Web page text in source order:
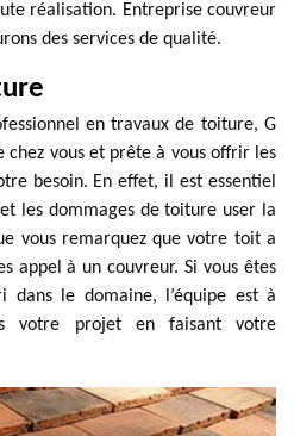
réalisation. Entreprise couvreur
des services de qualité.
en travaux de toiture, G
chez vous et prête à vous offrir les
besoin. En effet, il est essentiel
les dommages de toiture user la
vous remarquez que votre toit a
appel à un couvreur. Si vous êtes
dans le domaine, l’équipe est à
votre projet en faisant votre